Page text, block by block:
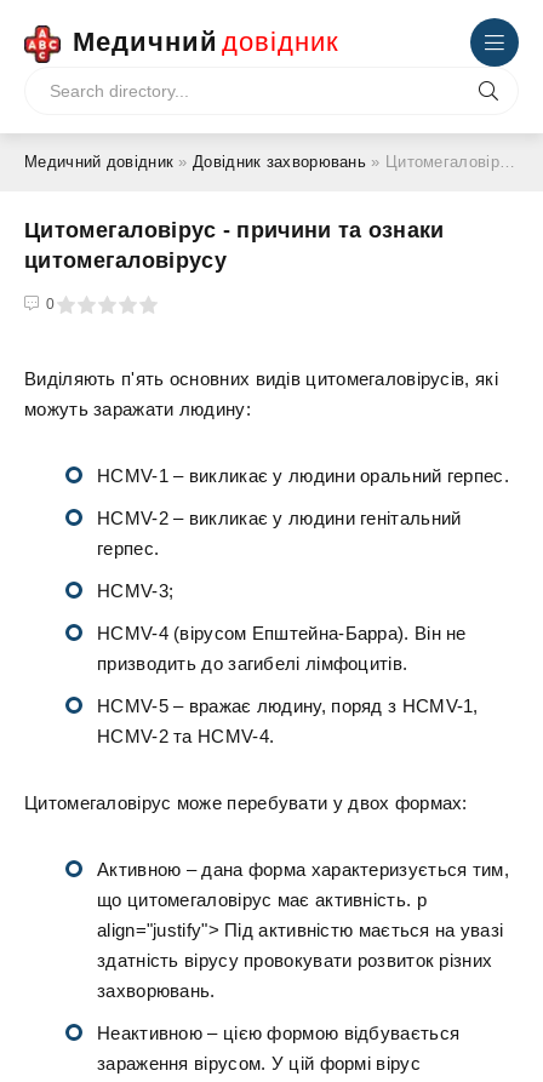
Медичний довідник
Медичний довідник »Довідник захворювань » Цитомегаловірус - причини та ознаки цитомегаловірусу
Цитомегаловірус - причини та ознаки
цитомегаловірусу
0
5
Виділяють п'ять основних видів цитомегаловірусів, які
можуть заражати людину:
HCMV-1 – викликає у людини оральний герпес.
HCMV-2 – викликає у людини генітальний
герпес.
HCMV-3;
HCMV-4 (вірусом Епштейна-Барра). Він не
призводить до загибелі лімфоцитів.
HCMV-5 – вражає людину, поряд з HCMV-1,
HCMV-2 та HCMV-4.
Цитомегаловірус може перебувати у двох формах:
Активною – дана форма характеризується тим,
що цитомегаловірус має активність. p
align="justify"> Під активністю мається на увазі
здатність вірусу провокувати розвиток різних
захворювань.
Неактивною – цією формою відбувається
зараження вірусом. У цій формі вірус